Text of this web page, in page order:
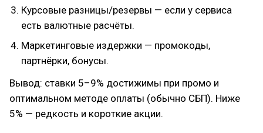
Курсовые разницы/резервы — если у сервиса
есть валютные расчёты.
Маркетинговые издержки — промокоды,
партнёрки, бонусы.
Вывод: ставки 5–9% достижимы при промо и
оптимальном методе оплаты (обычно СБП). Ниже
5% — редкость и короткие акции.